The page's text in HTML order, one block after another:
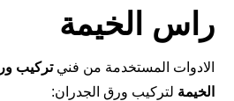
راس الخيمة
الادوات المستخدمة من فنيتركيب
الخيمة لتركيب ورق الجدران: